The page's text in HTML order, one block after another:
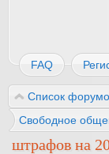
FAQ
Список
Свободное
штрафов на